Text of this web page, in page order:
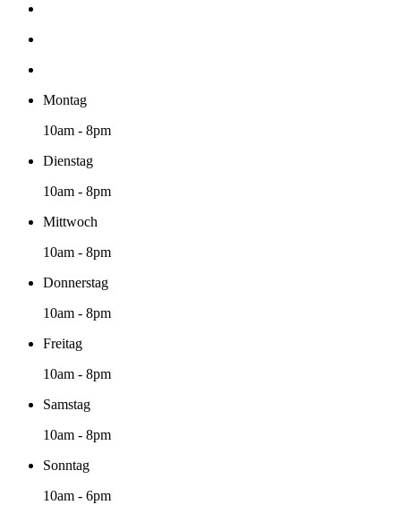
Montag
10am - 8pm
Dienstag
10am - 8pm
Mittwoch
10am - 8pm
Donnerstag
10am - 8pm
Freitag
10am - 8pm
Samstag
10am - 8pm
Sonntag
10am - 6pm